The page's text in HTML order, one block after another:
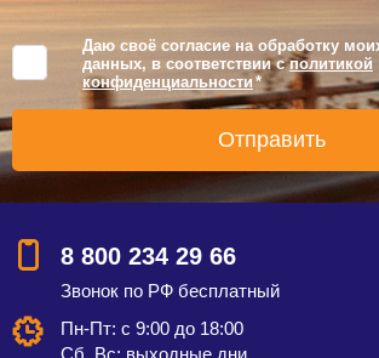
Даю своё согласие на обработку
данных, в соответствии сполитикой
конфиденциальности *
8 800 234 29 66
Звонок по РФ бесплатный
Пн-Пт: с 9:00 до 18:00
Сб, Вс: выходные дни